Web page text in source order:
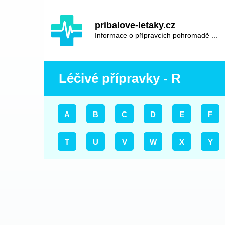
pribalove-letaky.cz
Informace o přípravcích pohromadě ...
Hlavní
navigace
Léčivé přípravky - R
A B C D E F
T U V W X Y